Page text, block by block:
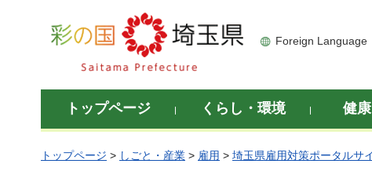
彩の国 埼玉県
Foreign Language
トップページ くらし・環境 健
トップページ > しごと・産業 > 雇用 > 埼玉県雇用対策ポータルサ